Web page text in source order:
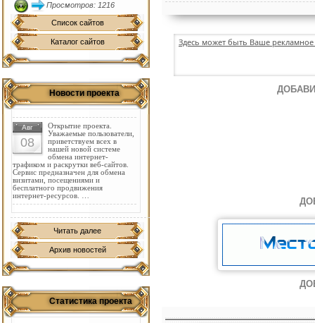
Просмотров: 1216
Список сайтов
Каталог сайтов
Новости проекта
Авг
08
Открытие проекта.
Уважаемые пользователи,
приветствуем всех в
нашей новой системе
обмена интернет-
трафиком и раскрутки веб-сайтов.
Сервис предназначен для обмена
визитами, посещениями и
бесплатного продвижения
интернет-ресурсов. …
Читать далее
Архив новостей
Статистика проекта
Здесь может быть Ваше